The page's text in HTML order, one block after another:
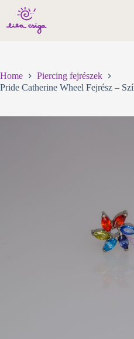
content
Home
Piercing fejrészek
Pride Catherine Wheel Fejrész –